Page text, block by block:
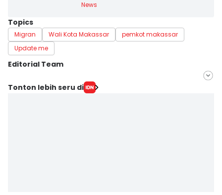
News
Topics
Migran Wali Kota Makassar
pemkot makassar
Update me
Editorial Team
Editor
Tonton lebih seru di